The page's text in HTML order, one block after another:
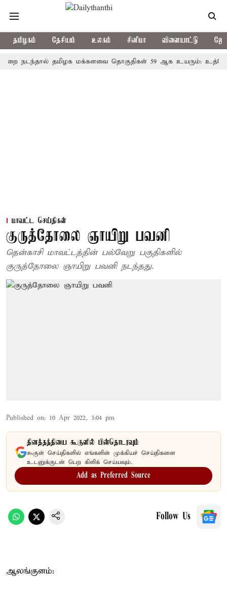
தமிழகம் தேசியம் உலகம் சினிமா விளையாட்டு
தமிழக மக்களவை தொகுதிகள் 59 ஆக உயரும்: உத்தேச
மாவட்ட செய்திகள்
குருத்தோலை ஞாயிறு பவனி
தென்காசி மாவட்டத்தின் பல்வேறு பகுதிகளில்
குருத்தோலை ஞாயிறு பவனி நடந்தது.
Published on: 10 Apr 2022, 3:04 pm
தினத்தந்தியை கூகுளில் பின்தொடரவும்
கூகுள் செய்திகளில் எங்களின் முக்கியச் செய்திகளை
உடனுக்குடன் பெற கிளிக் செய்யவும்.
Add as Preferred Source
Follow Us
ஆலங்குளம்: